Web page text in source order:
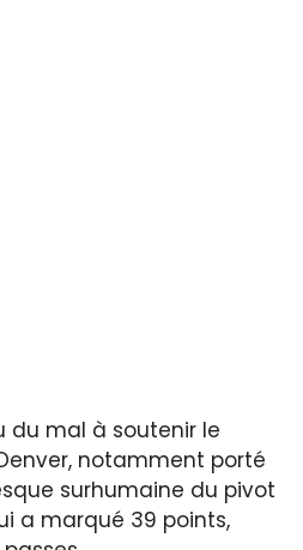
du mal à soutenir le
notamment porté
surhumaine du pivot
a marqué 39 points,